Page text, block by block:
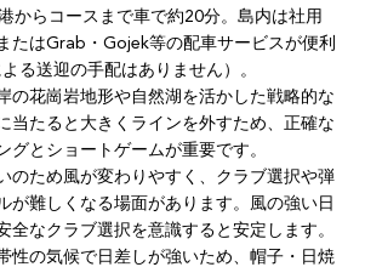
からコースまで車で約20分。島内は社用
たはGrab・Gojek等の配車サービスが便利
る送迎の手配はありません）。
の花崗岩地形や自然湖を活かした戦略的な
当たると大きくラインを外すため、正確な
グとショートゲームが重要です。
のため風が変わりやすく、クラブ選択や弾
が難しくなる場面があります。風の強い日
全なクラブ選択を意識すると安定します。
性の気候で日差しが強いため、帽子・日焼